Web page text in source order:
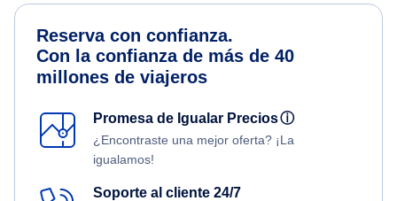
Reserva con confianza.
Con la confianza de más de 40
millones de viajeros
Promesa de Igualar Preciosⓘ
¿Encontraste una mejor oferta? ¡La
igualamos!
Soporte al cliente 24/7